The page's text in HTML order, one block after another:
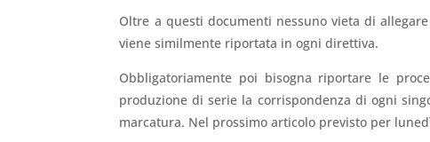
Oltre a questi documenti nessuno vieta di
viene similmente riportata in ogni direttiva.
Obbligatoriamente poi bisogna riportare le
produzione di serie la corrispondenza di ogni
marcatura. Nel prossimo articolo previsto per